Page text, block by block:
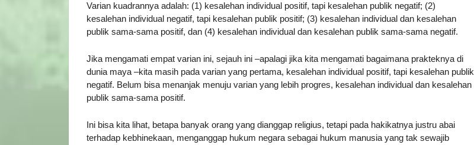
Varian kuadrannya adalah: (1) kesalehan individual positif, tapi kesalehan publik negatif; (2)
kesalehan individual negatif, tapi kesalehan publik positif; (3) kesalehan individual dan kesalehan
publik sama-sama positif, dan (4) kesalehan individual dan kesalehan publik sama-sama negatif.
Jika mengamati empat varian ini, sejauh ini –apalagi jika kita mengamati bagaimana prakteknya di
dunia maya –kita masih pada varian yang pertama, kesalehan individual positif, tapi kesalehan publik
negatif. Belum bisa menanjak menuju varian yang lebih progres, kesalehan individual dan kesalehan
publik sama-sama positif.
Ini bisa kita lihat, betapa banyak orang yang dianggap religius, tetapi pada hakikatnya justru abai
terhadap kebhinekaan, menganggap hukum negara sebagai hukum manusia yang tak sewajib